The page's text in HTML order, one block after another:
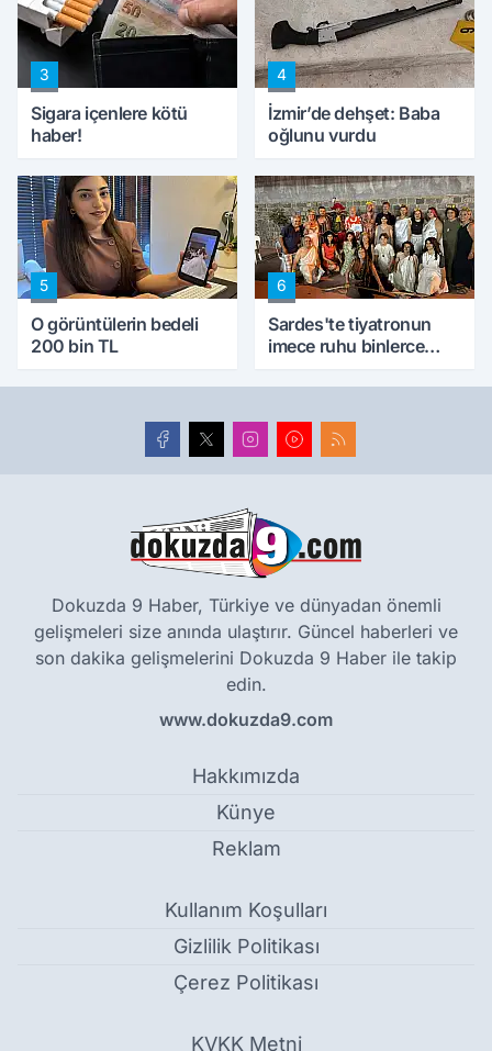
ettik'
3
Sigara içenlere kötü
haber!
4
İzmir’de dehşet: Baba
oğlunu vurdu
5
O görüntülerin bedeli
200 bin TL
6
Sardes'te tiyatronun
imece ruhu binlerce
Dokuzda 9 Haber, Türkiye ve dünyadan önemli
gelişmeleri size anında ulaştırır. Güncel haberleri ve
son dakika gelişmelerini Dokuzda 9 Haber ile takip
edin.
www.dokuzda9.com
Hakkımızda
Künye
Reklam
Kullanım Koşulları
Gizlilik Politikası
Çerez Politikası
KVKK Metni